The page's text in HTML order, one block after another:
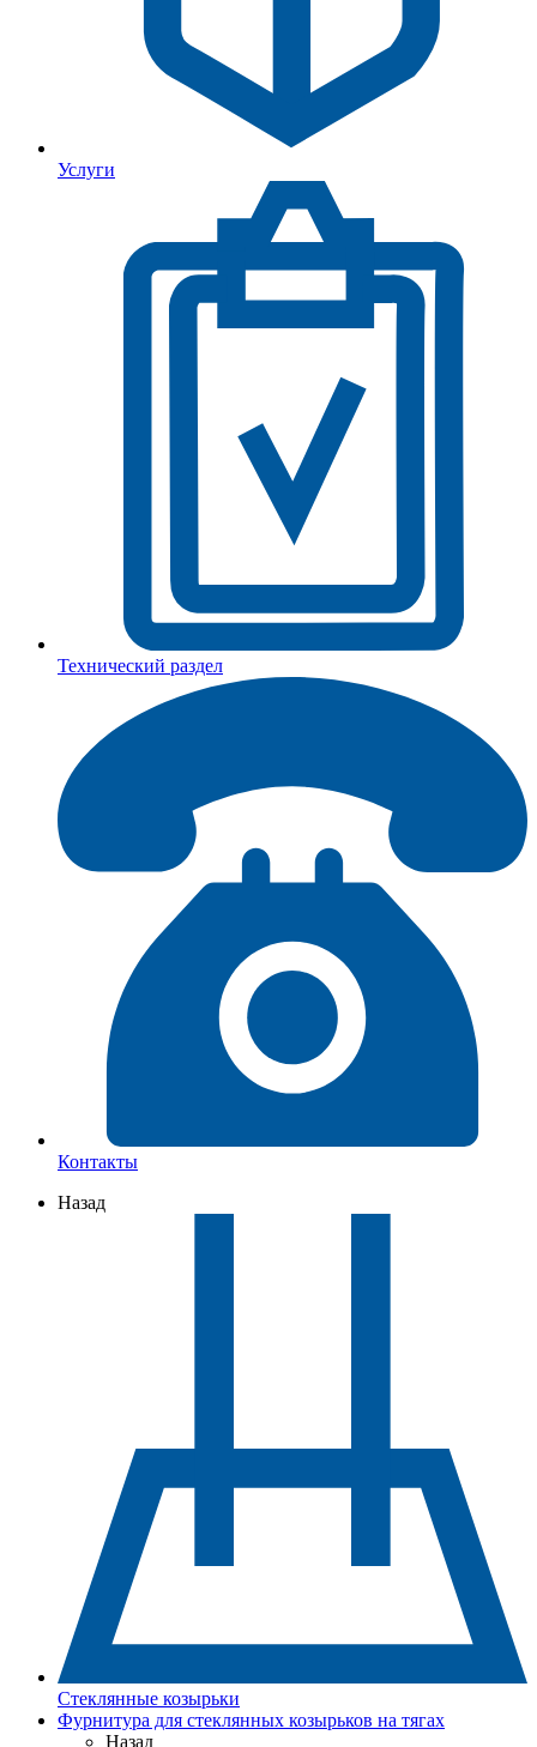
Услуги
Технический раздел
Контакты
Назад
Стеклянные козырьки
Фурнитура для стеклянных козырьков на тягах
Назад